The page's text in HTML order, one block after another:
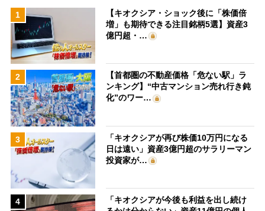
1
【キオクシア・ショック後に「株価倍
増」も期待できる注目銘柄5選】資産3
億円超・…
2
【首都圏の不動産価格「危ない駅」ラ
ンキング】“中古マンション売れ行き鈍
化”のワー…
3
「キオクシアが再び株価10万円になる
日は遠い」資産3億円超のサラリーマン
投資家が…
4
「キオクシアが今後も利益を出し続け